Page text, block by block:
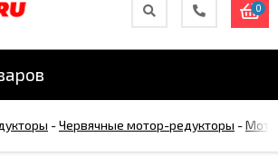
0
-Червячные мотор-редукторы -